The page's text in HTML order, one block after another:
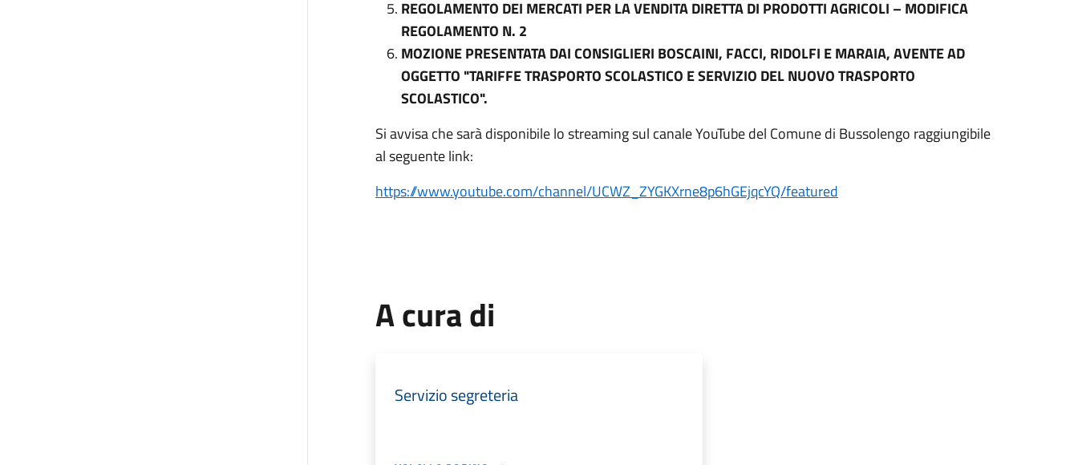
REGOLAMENTO DEI MERCATI PER LA VENDITA DIRETTA DI PRODOTTI AGRICOLI – MODIFICA
REGOLAMENTO N. 2
MOZIONE PRESENTATA DAI CONSIGLIERI BOSCAINI, FACCI, RIDOLFI E MARAIA, AVENTE AD
OGGETTO "TARIFFE TRASPORTO SCOLASTICO E SERVIZIO DEL NUOVO TRASPORTO
SCOLASTICO".
Si avvisa che sarà disponibile lo streaming sul canale YouTube del Comune di Bussolengo raggiungibile
al seguente link:
https://www.youtube.com/channel/UCWZ_ ZYGKXrne8p6hGEjqcYQ/featured
A cura di
Servizio segreteria